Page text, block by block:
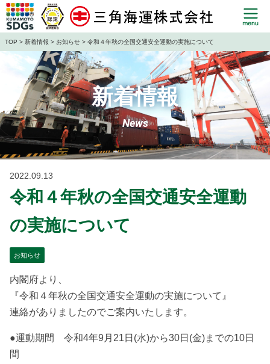
TOP > 新着情報 > お知らせ > 令和４年秋の全国交通安全運動の実施について
新着情報
News
2022.09.13
令和４年秋の全国交通安全運動
の実施について
お知らせ
内閣府より、
『令和４年秋の全国交通安全運動の実施について』
連絡がありましたのでご案内いたします。
●運動期間 令和4年9月21日(水)から30日(金)までの10日
間